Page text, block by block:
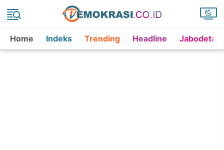
Home Indeks Trending Headline